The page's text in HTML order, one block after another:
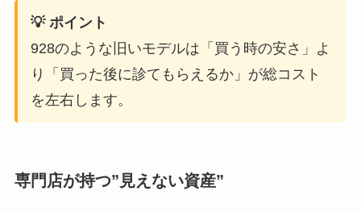
💡 ポイント
928のような旧いモデルは「買う時の安さ」よ
り「買った後に診てもらえるか」が総コスト
を左右します。
専門店が持つ”見えない資産”